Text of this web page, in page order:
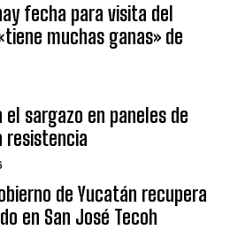
fecha para visita del
muchas ganas» de
el sargazo en paneles de
resistencia
de Yucatán recupera
en San José Tecoh